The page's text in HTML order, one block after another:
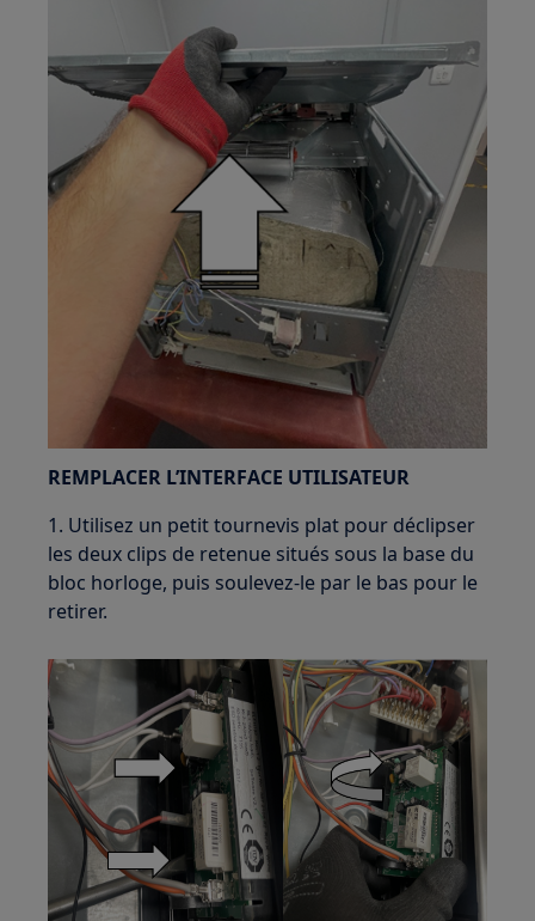
REMPLACER L’INTERFACE UTILISATEUR
1. Utilisez un petit tournevis plat pour déclipser
les deux clips de retenue situés sous la base du
bloc horloge, puis soulevez-le par le bas pour le
retirer.